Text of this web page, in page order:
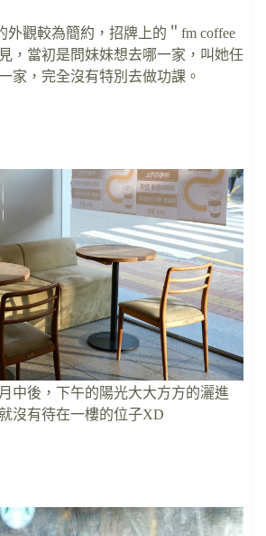
外觀較為簡約，招牌上的＂fm coffee
，當初是問妹妹想去哪一家，叫她任
家，完全沒有特別去做功課。
中後，下午的陽光大大方方的灑進
沒有待在一樓的位子XD